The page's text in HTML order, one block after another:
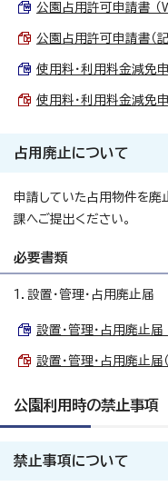
公園占用許可申請書
公園占用許可申請書（
使用料・利用料金減免
使用料・利用料金減免
占用廃止について
申請していた占用物件を廃
課へご提出ください。
必要書類
1．設置・管理・占用廃止届
設置・管理・占用廃止
設置・管理・占用廃止
公園利用時の禁止事項
禁止事項について